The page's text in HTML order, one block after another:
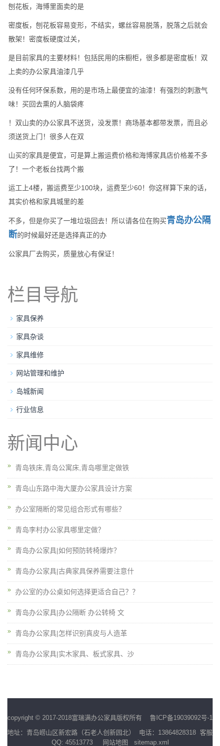
刨花板，海博里面卖的是
密度板，刨花板容易变形，不结实，螺丝容易脱落，脱落之后就会
散架！密度板硬度过关，
是目前家具的主要材料！包括民用的床橱柜，很多都是密度板！双
上卖的办公家具油漆几乎
没有任何环保系数，用的是市场上最便宜的油漆！有强烈的刺激气
味！买回去熏的人脑袋疼
！双山卖的办公家具不送货，没发票！商场基本都带发票，而且必
须送货上门！很多人在双
山买的家具是便宜，可是算上搬运费价格和海博家具店价格差不多
了！一个老板台找两个搬
运工上4楼，搬运费至少100块，运费至少60！你这样算下来的话，
其实价格和家具城里的差
不多，但是你买了一堆垃圾回去！所以请各位在购买青岛办公隔
断的时候最好还是选择真正的办
公家具厂去购买，质量放心有保证！
栏目导航
家具保养
家具杂谈
家具维修
网站管理和维护
岛城新闻
行业信息
新闻中心
青岛铁床,青岛公寓床,青岛哪里定做铁
青岛山东路中海大厦办公家具设计方案
办公室隔断的常见组合形式有哪些？
青岛李村办公家具哪里定做？
青岛办公家具|如何预防转椅爆炸？
青岛办公家具|古典家具保养需要注意什
办公室的办公桌如何选择更适合自己？？
青岛办公家具|办公隔断 办公转椅 文
青岛办公家具|怎样识别真皮与人造革
青岛办公家具|实木家具、板式家具、沙
copyright © 2017-2018富瑞满办公家具版权所有 鲁ICP备19039092号-1
地址：青岛崂山区新宏路（石老人创新园北） 电话：13864828318 客服
QQ: 45513773
网站地图 sitemap.xml